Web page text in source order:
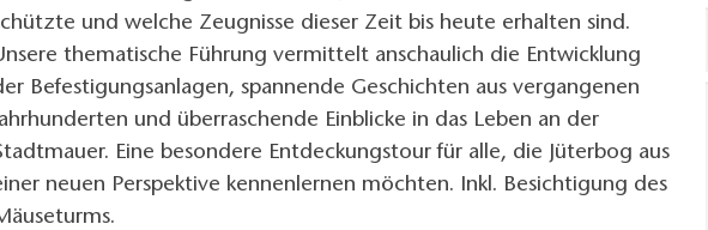
und welche Zeugnisse dieser Zeit bis heute erhalten sind.
thematische Führung vermittelt anschaulich die Entwicklung
Befestigungsanlagen, spannende Geschichten aus vergangenen
Jahrhunderten und überraschende Einblicke in das Leben an der
Eine besondere Entdeckungstour für alle, die Jüterbog aus
neuen Perspektive kennenlernen möchten. Inkl. Besichtigung des